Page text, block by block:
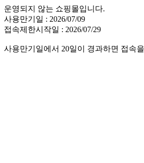
운영되지 않는 쇼핑몰입니다.
사용만기일 : 2026/07/09
접속제한시작일 : 2026/07/29
사용만기일에서 20일이 경과하면 접속